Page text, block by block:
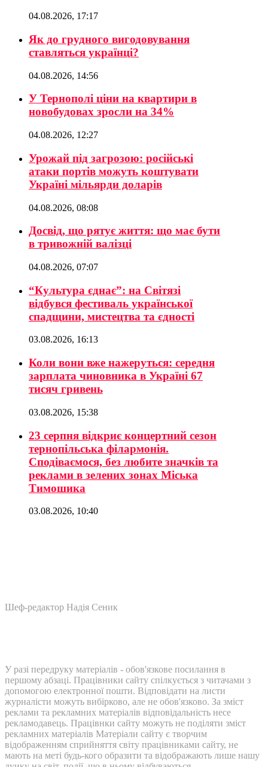
04.08.2026, 17:17
Як до грудного вигодовування
ставляться українці?
04.08.2026, 14:56
У Тернополі ціни на квартири в
новобудовах зросли на 34%
04.08.2026, 12:27
Урожай під загрозою: російські
атаки портів можуть коштувати
Україні мільярди доларів
04.08.2026, 08:08
Досвід, що рятує життя: що має бути
в тривожній валізці
04.08.2026, 07:07
“Культура єднає”: на Світязі
відбувся фестиваль української
спадщини, мистецтва та єдності
03.08.2026, 16:13
Коли вони вже нажеруться: середня
зарплата чиновника в Україні 67
тисяч гривень
03.08.2026, 15:38
23 серпня відкриє концертний сезон
тернопільська філармонія.
Сподіваємося, без любите значків та
реклами в зелених зонах Міська
Тимошика
03.08.2026, 10:40
Шеф-редактор Надія Сеник
У разі передруку матеріалів - обов'язкове посилання в
першому абзаці. Працівники сайту спілкується з читачами з
допомогою електронної пошти. Відповідати на листи
журналісти можуть вибірково, але не обов'язково. За зміст
реклами та рекламних матеріалів відповідальність несе
рекламодавець. Працівнки сайту можуть не поділяти зміст
рекламних матеріалів Матеріали сайту є творчим
відображенням сприйняття світу працівниками сайту, не
мають на меті будь-кого образити та відображають лише нашу